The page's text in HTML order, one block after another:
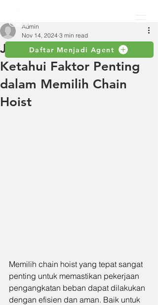
Daftar Menjadi Agent
Jangan Salah Beli!
Ketahui Faktor Penting
dalam Memilih Chain
Hoist
Admin
Nov 14, 2024 3 min read
Memilih chain hoist yang tepat sangat
penting untuk memastikan pekerjaan
pengangkatan beban dapat dilakukan
dengan efisien dan aman. Baik untuk